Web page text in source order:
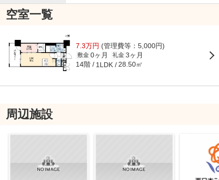
空室一覧
7.3万円 (管理費等：5,000円)
敷金 0ヶ月 礼金 3ヶ月
14階 1LDK 28.50㎡
周辺施設